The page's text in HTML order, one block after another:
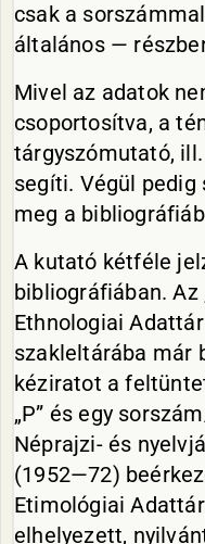
csak a
általános —
Mivel az adatok
csoportosítva, a
tárgyszómutató,
segíti. Végül
meg a
A kutató kétféle
bibliográfiában. Az
Ethnologiai
szakleltárába már
kéziratot a
„P” és egy
Néprajzi- és
(1952—72)
Etimológiai
elhelyezett,